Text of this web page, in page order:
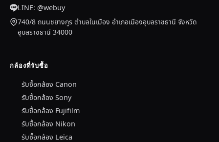
LINE: @webuy
740/8 ถนนชยางกูร ตำบลในเมือง อำเภอเมืองอุบลราชธานี จังหวัด
อุบลราชธานี 34000
กล้องที่รับซื้อ
รับซื้อกล้อง Canon
รับซื้อกล้อง Sony
รับซื้อกล้อง Fujifilm
รับซื้อกล้อง Nikon
รับซื้อกล้อง Leica